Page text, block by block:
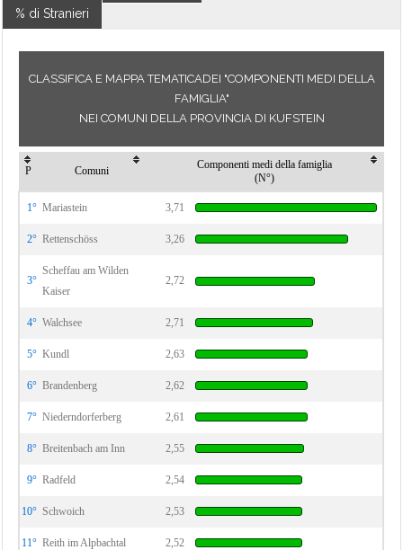
% di Stranieri
CLASSIFICA E MAPPA TEMATICADEI "COMPONENTI MEDI DELLA
FAMIGLIA"
NEI COMUNI DELLA PROVINCIA DI KUFSTEIN
P Comuni
Componenti medi della famiglia
(N°)
1° Mariastein 3,71
2° Rettenschöss 3,26
3°
Scheffau am Wilden
Kaiser
2,72
4° Walchsee 2,71
5° Kundl 2,63
6° Brandenberg 2,62
7° Niederndorferberg 2,61
8° Breitenbach am Inn 2,55
9° Radfeld 2,54
10° Schwoich 2,53
11° Reith im Alpbachtal 2,52